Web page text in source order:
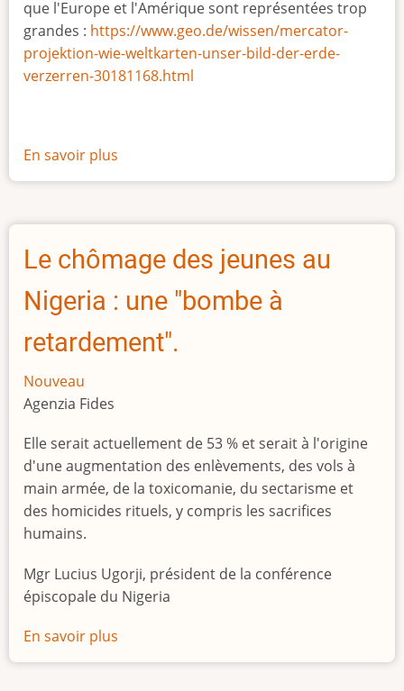
que l'Europe et l'Amérique sont représentées trop
grandes : https://www.geo.de/wissen/mercator-
projektion-wie-weltkarten-unser-bild-der-erde-
verzerren-30181168.html
En savoir plus
La
taille
l'Afrique
Le chômage des jeunes au
Nigeria : une "bombe à
retardement".
Nouveau
Agenzia Fides
Elle serait actuellement de 53 % et serait à l'origine
d'une augmentation des enlèvements, des vols à
main armée, de la toxicomanie, du sectarisme et
des homicides rituels, y compris les sacrifices
humains.
Mgr Lucius Ugorji, président de la conférence
épiscopale du Nigeria
En savoir plus
Le